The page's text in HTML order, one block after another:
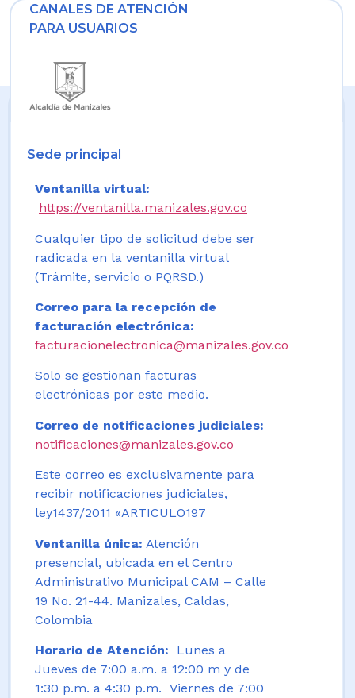
CANALES DE ATENCIÓN
PARA USUARIOS
Sede principal
Ventanilla virtual:
https://ventanilla.manizales.gov.co
Cualquier tipo de solicitud debe ser
radicada en la ventanilla virtual
(Trámite, servicio o PQRSD.)
Correo para la recepción de
facturación electrónica:
facturacionelectronica@manizales.gov.co
Solo se gestionan facturas
electrónicas por este medio.
Correo de notificaciones judiciales:
notificaciones@manizales.gov.co
Este correo es exclusivamente para
recibir notificaciones judiciales,
ley1437/2011 «ARTICULO197
Ventanilla única: Atención
presencial, ubicada en el Centro
Administrativo Municipal CAM – Calle
19 No. 21-44. Manizales, Caldas,
Colombia
Horario de Atención:
Lunes a
Jueves de 7:00 a.m. a 12:00 m y de
1:30 p.m. a 4:30 p.m. Viernes de 7:00